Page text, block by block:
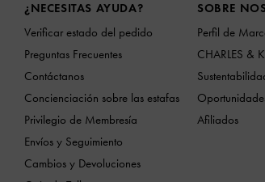
¿NECESITAS AYUDA?
Verificar estado del pedido
Preguntas Frecuentes
Contáctanos
Concienciación sobre las estafas
Privilegio de Membresía
Envíos y Seguimiento
Cambios y Devoluciones
SOBRE
Perfil de
CHARLES &
Afiliados